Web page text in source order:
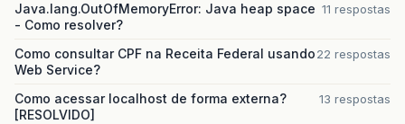
Java.lang.OutOfMemoryError: Java heap space
- Como resolver?
11 respostas
Como consultar CPF na Receita Federal usando
Web Service?
22 respostas
Como acessar localhost de forma externa?
[RESOLVIDO]
13 respostas